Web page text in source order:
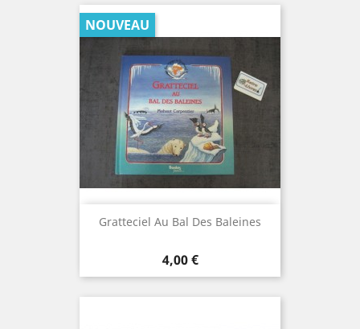
Gratteciel Au Bal Des Baleines
Prix
4,00 €
NOUVEAU